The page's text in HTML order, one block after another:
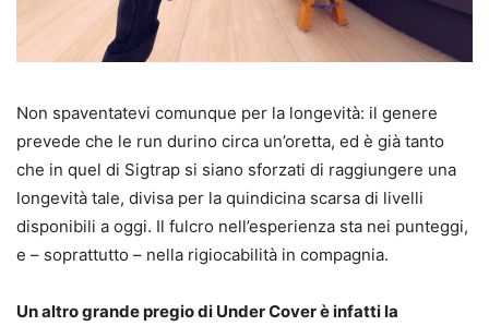
Non spaventatevi comunque per la longevità: il genere
prevede che le run durino circa un’oretta, ed è già tanto
che in quel di Sigtrap si siano sforzati di raggiungere una
longevità tale, divisa per la quindicina scarsa di livelli
disponibili a oggi. Il fulcro nell’esperienza sta nei punteggi,
e – soprattutto – nella rigiocabilità in compagnia.
Un altro grande pregio di Under Cover è infatti la